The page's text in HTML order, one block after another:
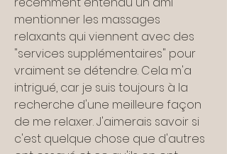
mentionner les massages
relaxants qui viennent avec des
"services supplémentaires" pour
vraiment se détendre. Cela m'a
intrigué, car je suis toujours à la
recherche d'une meilleure façon
de me relaxer. J'aimerais savoir si
c'est quelque chose que d'autres